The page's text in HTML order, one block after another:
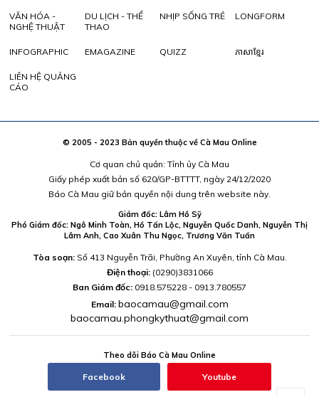
VĂN HÓA -
NGHỆ THUẬT
DU LỊCH - THỂ
THAO
NHỊP SỐNG TRẺ LONGFORM
INFOGRAPHIC EMAGAZINE QUIZZ ភាសាខ្មែរ
LIÊN HỆ QUẢNG
CÁO
© 2005 - 2023 Bản quyền thuộc về Cà Mau Online
Cơ quan chủ quản: Tỉnh ủy Cà Mau
Giấy phép xuất bản số 620/GP-BTTTT, ngày 24/12/2020
Báo Cà Mau giữ bản quyền nội dung trên website này.
Giám đốc: Lâm Hồ Sỹ
Phó Giám đốc: Ngô Minh Toàn, Hồ Tấn Lộc, Nguyễn Quốc Danh, Nguyễn Thị
Lâm Anh, Cao Xuân Thu Ngọc, Trương Văn Tuấn
Tòa soạn:Số 413 Nguyễn Trãi, Phường An Xuyên, tỉnh Cà Mau.
Điện thoại: (0290)3831066
Ban Giám đốc: 0918.575228 - 0913.780557
Email: baocamau@gmail.com
baocamau.phongkythuat@gmail.com
Theo dõi Báo Cà Mau Online
Facebook Youtube